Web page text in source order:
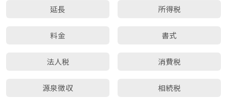
延長 所得税
料金 書式
法人税 消費税
源泉徴収 相続税